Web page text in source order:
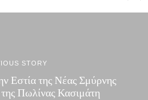
STORY
της Νέας Σμύρνης
Πωλίνας Κασιμάτη